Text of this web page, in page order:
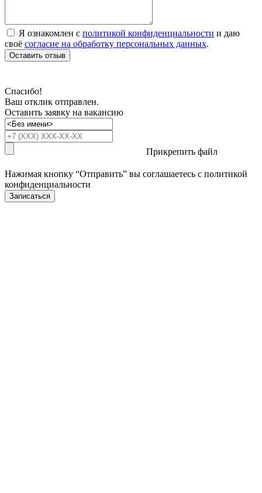
Я ознакомлен с политикой конфиденциальности и даю
своё согласие на обработку персональных данных.
Оставить отзыв
Спасибо!
Ваш отклик отправлен.
Оставить заявку на вакансию
Прикрепить файл
Нажимая кнопку “Отправить” вы соглашаетесь с политикой
конфиденциальности
Записаться